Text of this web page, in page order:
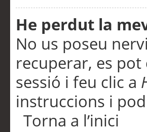
He perdut la
No us poseu
recuperar, es pot
sessió i feu clic a
instruccions i
Torna a l’inici